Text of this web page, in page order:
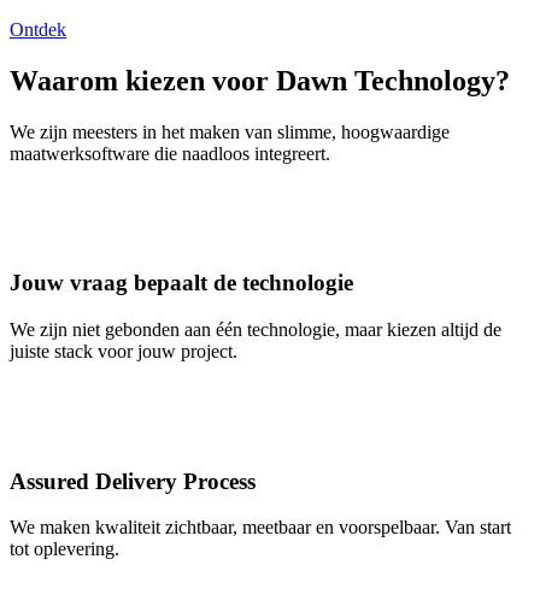
Ontdek
Waarom kiezen voor Dawn Technology?
We zijn meesters in het maken van slimme, hoogwaardige
maatwerksoftware die naadloos integreert.
Jouw vraag bepaalt de technologie
We zijn niet gebonden aan één technologie, maar kiezen altijd de
juiste stack voor jouw project.
Assured Delivery Process
We maken kwaliteit zichtbaar, meetbaar en voorspelbaar. Van start
tot oplevering.